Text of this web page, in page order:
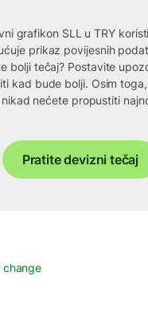
grafikon SLL u TRY
prikaz povijesnih
bolji tečaj? Postavite
kad bude bolji. Osim
nećete propustiti
Pratite devizni tečaj
change